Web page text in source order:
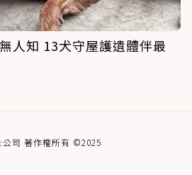
人知 13犬守屋護遺體伴最
公司 著作權所有 ©2025